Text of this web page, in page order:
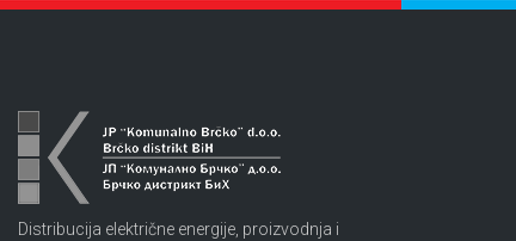
Distribucija električne energije, proizvodnja i